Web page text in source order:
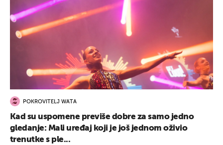
POKROVITELJ WATA
Kad su uspomene previše dobre za samo jedno
gledanje: Mali uređaj koji je još jednom oživio
trenutke s ple...